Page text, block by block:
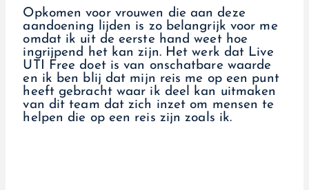
Opkomen voor vrouwen die aan deze
aandoening lijden is zo belangrijk voor me
omdat ik uit de eerste hand weet hoe
ingrijpend het kan zijn. Het werk dat Live
UTI Free doet is van onschatbare waarde
en ik ben blij dat mijn reis me op een punt
heeft gebracht waar ik deel kan uitmaken
van dit team dat zich inzet om mensen te
helpen die op een reis zijn zoals ik.